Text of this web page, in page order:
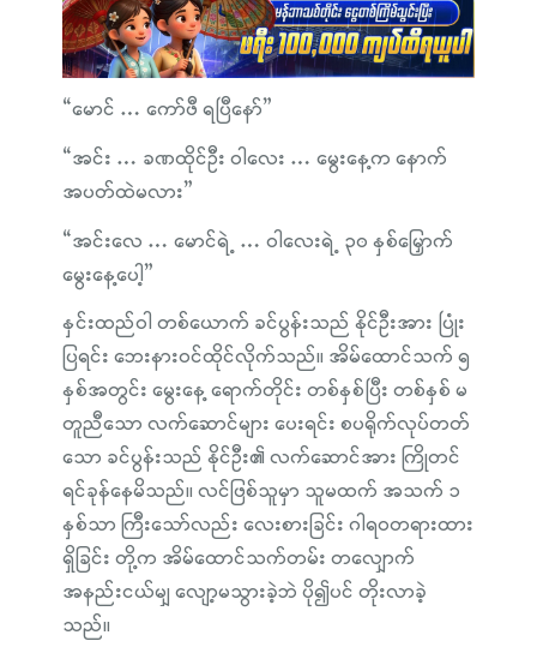
“မောင် … ကော်ဖီ ရပြီနော်”
“အင်း … ခဏထိုင်ဦး ဝါလေး … မွေးနေ့က နောက်
အပတ်ထဲမလား”
“အင်းလေ … မောင်ရဲ့ … ဝါလေးရဲ့ ၃၀ နှစ်မြှောက်
မွေးနေ့ပေါ့”
နှင်းထည်ဝါ တစ်ယောက် ခင်ပွန်းသည် နိုင်ဦးအား ပြုံး
ပြရင်း ဘေးနားဝင်ထိုင်လိုက်သည်။ အိမ်ထောင်သက် ၅
နှစ်အတွင်း မွေးနေ့ ရောက်တိုင်း တစ်နှစ်ပြီး တစ်နှစ် မ
တူညီသော လက်ဆောင်များ ပေးရင်း စပရိုက်လုပ်တတ်
သော ခင်ပွန်းသည် နိုင်ဦး၏ လက်ဆောင်အား ကြိုတင်
ရင်ခုန်နေမိသည်။ လင်ဖြစ်သူမှာ သူမထက် အသက် ၁
နှစ်သာ ကြီးသော်လည်း လေးစားခြင်း ဂါရဝတရားထား
ရှိခြင်း တို့က အိမ်ထောင်သက်တမ်း တလျှောက်
အနည်းငယ်မျှ လျော့မသွားခဲ့ဘဲ ပို၍ပင် တိုးလာခဲ့
သည်။